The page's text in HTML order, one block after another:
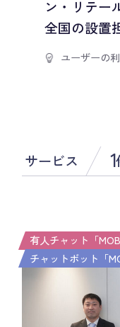
ン・リテー
全国の設置
ユーザーの
サービス 1
有人チャット「
チャットボット「